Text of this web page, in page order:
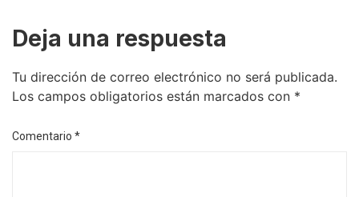
Deja una respuesta
Tu dirección de correo electrónico no será publicada.
Los campos obligatorios están marcados con *
Comentario *